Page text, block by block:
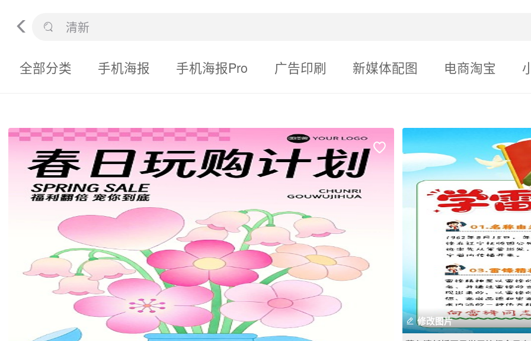
全部分类 手机海报 手机海报Pro 广告印刷 新媒体配图 电商淘宝
修改图片